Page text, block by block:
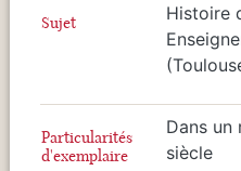
Sujet
Histoire
Particularités
d'exemplaire
Dans un
siècle